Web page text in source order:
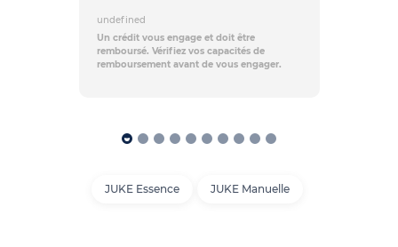
undefined
Un crédit vous engage et doit être
remboursé. Vérifiez vos capacités de
remboursement avant de vous engager.
JUKE Essence JUKE Manuelle